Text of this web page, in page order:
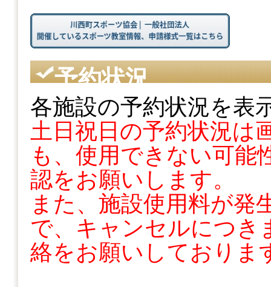
予約状況
各施設の予約状況を表
土日祝日の予約状況は
も、使用できない可能
認をお願いします。
また、施設使用料が発
で、キャンセルにつき
絡をお願いしておりま